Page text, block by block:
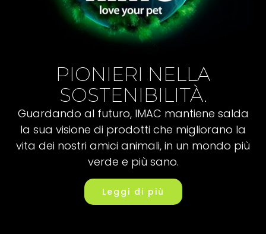
PIONIERI NELLA
SOSTENIBILITÀ.
Guardando al futuro, IMAC mantiene salda
la sua visione di prodotti che migliorano la
vita dei nostri amici animali, in un mondo più
verde e più sano.
Leggi di più